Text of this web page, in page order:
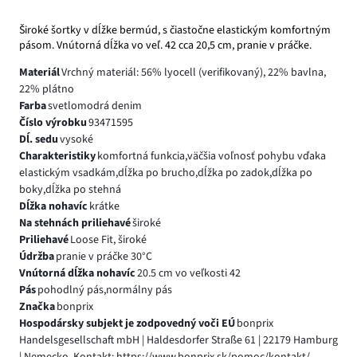
Široké šortky v dĺžke bermúd, s čiastočne elastickým komfortným
pásom. Vnútorná dĺžka vo veľ. 42 cca 20,5 cm, pranie v práčke.
MateriálVrchný materiál: 56% lyocell (verifikovaný), 22% bavlna,
22% plátno
Farbasvetlomodrá denim
Číslo výrobku93471595
Dĺ. seduvysoké
Charakteristikykomfortná funkcia,väčšia voľnosť pohybu vďaka
elastickým vsadkám,dĺžka po brucho,dĺžka po zadok,dĺžka po
boky,dĺžka po stehná
Dĺžka nohavíc krátke
Na stehnách priliehavéširoké
PriliehavéLoose Fit, široké
Údržbapranie v práčke 30°C
Vnútorná dĺžka nohavíc20.5 cm vo veľkosti 42
Páspohodlný pás,normálny pás
Značkabonprix
Hospodársky subjekt je zodpovedný voči EÚbonprix
Handelsgesellschaft mbH | Haldesdorfer Straße 61 | 22179 Hamburg